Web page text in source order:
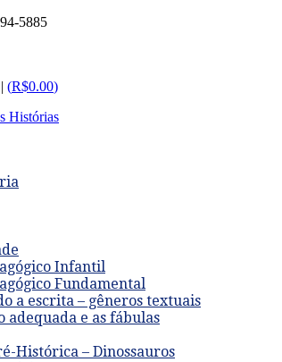
5885
| (R$0.00)
Infantil
Fundamental
a escrita – gêneros textuais
adequada e as fábulas
Histórica – Dinossauros